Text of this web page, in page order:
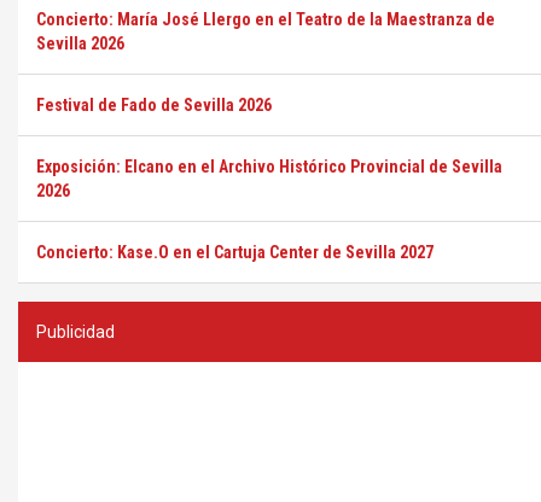
Concierto: María José Llergo en el Teatro de la Maestranza de
Sevilla 2026
Festival de Fado de Sevilla 2026
Exposición: Elcano en el Archivo Histórico Provincial de Sevilla
2026
Concierto: Kase.O en el Cartuja Center de Sevilla 2027
Publicidad